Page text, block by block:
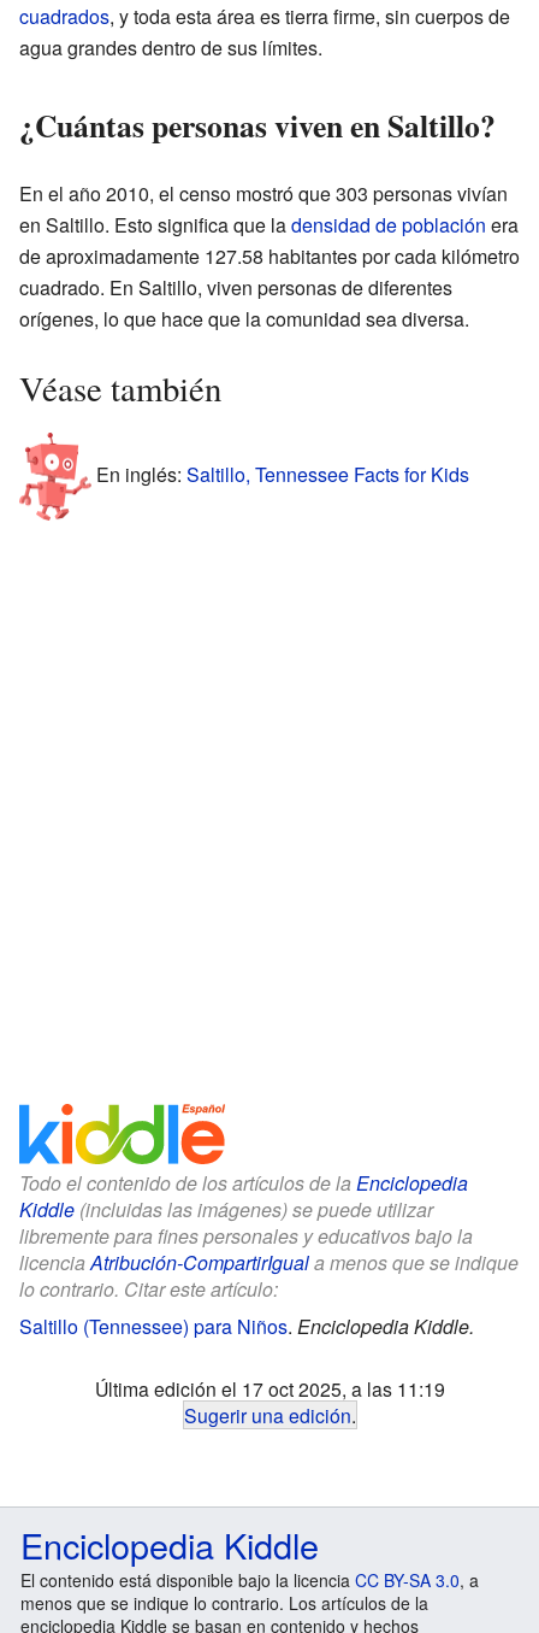
cuadrados, y toda esta área es tierra firme, sin cuerpos de
agua grandes dentro de sus límites.
¿Cuántas personas viven en Saltillo?
En el año 2010, el censo mostró que 303 personas vivían
en Saltillo. Esto significa que ladensidad de población era
de aproximadamente 127.58 habitantes por cada kilómetro
cuadrado. En Saltillo, viven personas de diferentes
orígenes, lo que hace que la comunidad sea diversa.
Véase también
En inglés: Saltillo, Tennessee Facts for Kids
Todo el contenido de los artículos de la Enciclopedia
Kiddle (incluidas las imágenes) se puede utilizar
libremente para fines personales y educativos bajo la
licenciaAtribución-CompartirIguala menos que se indique
lo contrario. Citar este artículo:
Saltillo (Tennessee) para Niños. Enciclopedia Kiddle.
Última edición el 17 oct 2025, a las 11:19
Sugerir una edición.
Enciclopedia Kiddle
El contenido está disponible bajo la licencia CC BY-SA 3.0, a
menos que se indique lo contrario. Los artículos de la
enciclopedia Kiddle se basan en contenido y hechos